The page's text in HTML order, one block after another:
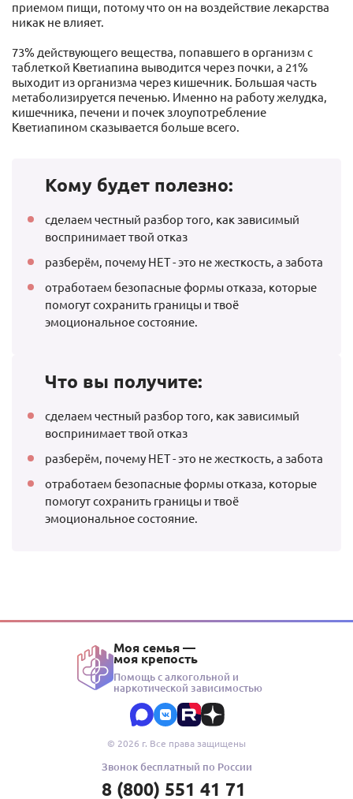
приемом пищи, потому что он на воздействие лекарства
никак не влияет.
73% действующего вещества, попавшего в организм с
таблеткой Кветиапина выводится через почки, а 21%
выходит из организма через кишечник. Большая часть
метаболизируется печенью. Именно на работу желудка,
кишечника, печени и почек злоупотребление
Кветиапином сказывается больше всего.
Кому будет полезно:
сделаем честный разбор того, как зависимый
воспринимает твой отказ
разберём, почему НЕТ - это не жесткость, а забота
отработаем безопасные формы отказа, которые
помогут сохранить границы и твоё
эмоциональное состояние.
Что вы получите:
сделаем честный разбор того, как зависимый
воспринимает твой отказ
разберём, почему НЕТ - это не жесткость, а забота
отработаем безопасные формы отказа, которые
помогут сохранить границы и твоё
эмоциональное состояние.
Моя семья —
моя крепость
Помощь с алкогольной и
наркотической зависимостью
© 2026 г. Все права защищены
Звонок бесплатный по России
8 (800) 551 41 71